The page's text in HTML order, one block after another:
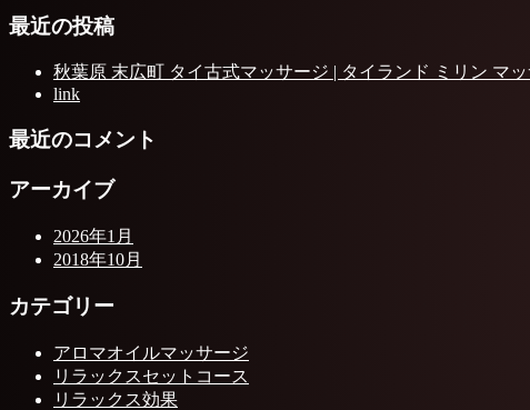
最近の投稿
秋葉原 末広町 タイ古式マッサージ | タイランド ミリン マ
link
最近のコメント
アーカイブ
2026年1月
2018年10月
カテゴリー
アロマオイルマッサージ
リラックスセットコース
リラックス効果